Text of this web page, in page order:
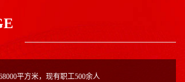
平方米，现有职工500余人